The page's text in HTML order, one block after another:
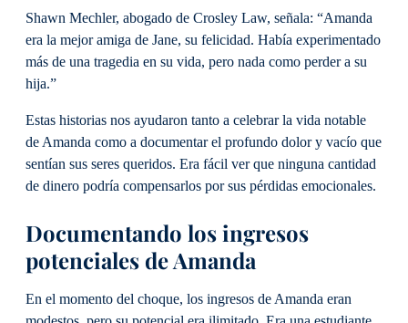
Shawn Mechler, abogado de Crosley Law, señala: “Amanda
era la mejor amiga de Jane, su felicidad. Había experimentado
más de una tragedia en su vida, pero nada como perder a su
hija.”
Estas historias nos ayudaron tanto a celebrar la vida notable
de Amanda como a documentar el profundo dolor y vacío que
sentían sus seres queridos. Era fácil ver que ninguna cantidad
de dinero podría compensarlos por sus pérdidas emocionales.
Documentando los ingresos
potenciales de Amanda
En el momento del choque, los ingresos de Amanda eran